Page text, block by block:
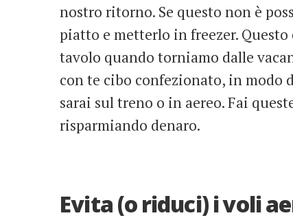
nostro ritorno. Se questo non è
piatto e metterlo in freezer.
tavolo quando torniamo dalle
con te cibo confezionato, in modo
sarai sul treno o in aereo. Fai
risparmiando denaro.
Evita (o riduci) i voli